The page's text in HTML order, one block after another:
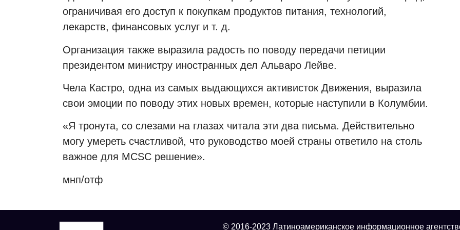
ограничивая его доступ к покупкам продуктов питания, технологий,
лекарств, финансовых услуг и т. д.
Организация также выразила радость по поводу передачи петиции
президентом министру иностранных дел Альваро Лейве.
Чела Кастро, одна из самых выдающихся активисток Движения, выразила
свои эмоции по поводу этих новых времен, которые наступили в Колумбии.
«Я тронута, со слезами на глазах читала эти два письма. Действительно
могу умереть счастливой, что руководство моей страны ответило на столь
важное для MCSC решение».
мнп/отф
© 2016-2023 Латиноамериканское информационное